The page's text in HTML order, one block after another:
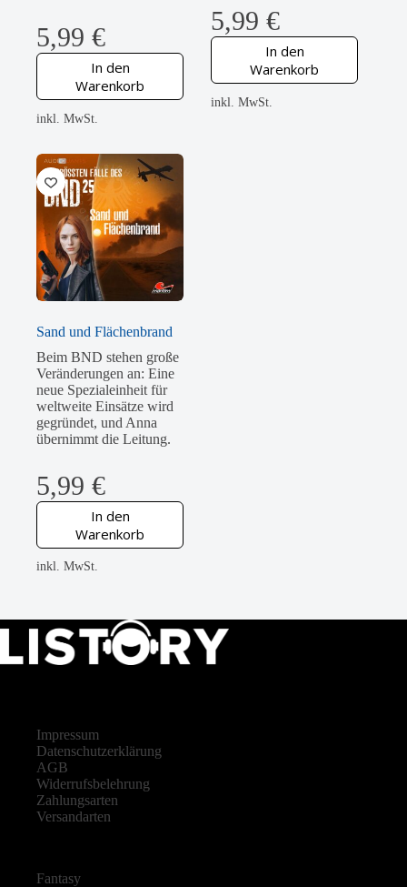
5,99 €
In den
Warenkorb
inkl. MwSt.
5,99€
In den
Warenkorb
inkl. MwSt.
Sand und Flächenbrand
Beim BND stehen große
Veränderungen an: Eine
neue Spezialeinheit für
weltweite Einsätze wird
gegründet, und Anna
übernimmt die Leitung.
5,99 €
In den
Warenkorb
inkl. MwSt.
Impressum
Datenschutzerklärung
AGB
Widerrufsbelehrung
Zahlungsarten
Versandarten
Fantasy